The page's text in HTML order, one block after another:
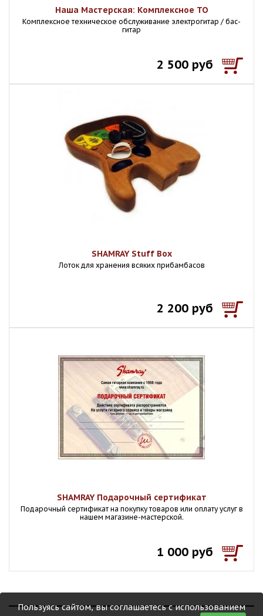
Наша Мастерская: Комплексное ТО
Комплексное техническое обслуживание электрогитар / бас-
гитар
2 500 руб
SHAMRAY Stuff Box
Лоток для хранения всяких прибамбасов
2 200 руб
SHAMRAY Подарочный сертификат
Подарочный сертификат на покупку товаров или оплату услуг в
нашем магазине-мастерской.
1 000 руб
Пользуясь сайтом, вы соглашаетесь с использованием